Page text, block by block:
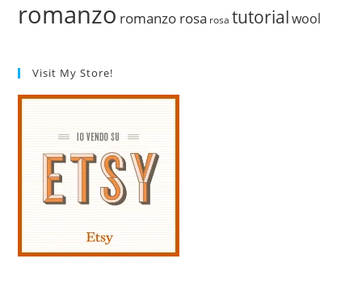
romanzo romanzo rosa rosa tutorial wool
Visit My Store!